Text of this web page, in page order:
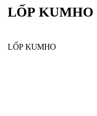
LỐP KUMHO
LỐP KUMHO